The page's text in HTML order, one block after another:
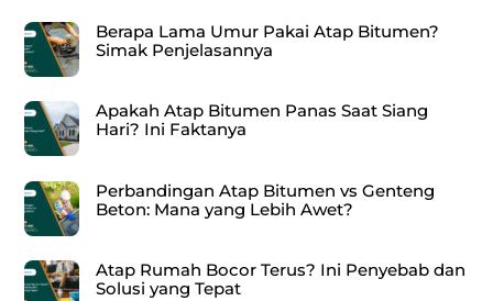
Berapa Lama Umur Pakai Atap Bitumen?
Simak Penjelasannya
Apakah Atap Bitumen Panas Saat Siang
Hari? Ini Faktanya
Perbandingan Atap Bitumen vs Genteng
Beton: Mana yang Lebih Awet?
Atap Rumah Bocor Terus? Ini Penyebab dan
Solusi yang Tepat